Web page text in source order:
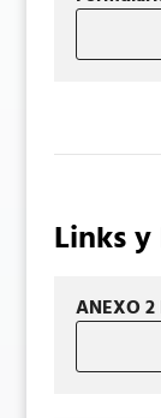
Links y
ANEXO